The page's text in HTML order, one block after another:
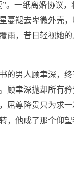
。一纸离婚协议
蔓褪去卑微外壳
雨，昔日轻视她
的男人顾聿深，
顾聿深抛却所有
屈尊降贵只为求
，他成了那个仰望